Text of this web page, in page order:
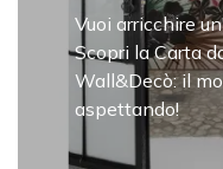
Vuoi arricchire
Scopri la Carta
Wall&Decò: il
aspettando!